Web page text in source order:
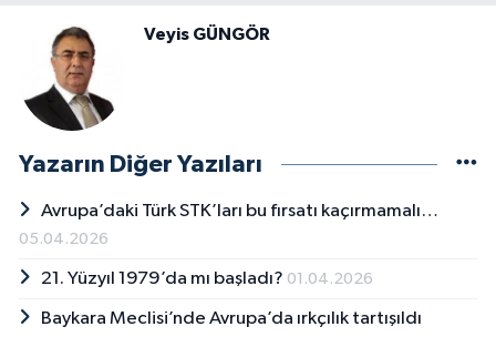
Veyis GÜNGÖR
Yazarın Diğer Yazıları
Avrupa’daki Türk STK’ları bu fırsatı kaçırmamalı…
05.04.2026
21. Yüzyıl 1979’da mı başladı? 01.04.2026
Baykara Meclisi’nde Avrupa’da ırkçılık tartışıldı